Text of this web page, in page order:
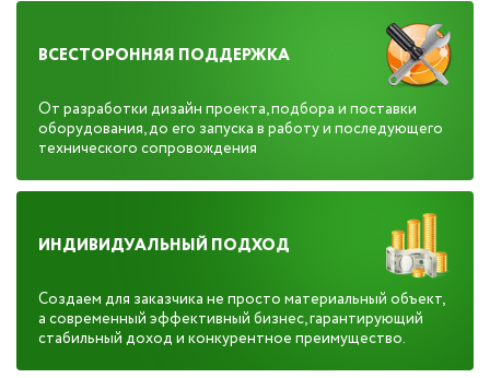
ВСЕСТОРОННЯЯ ПОДДЕРЖКА
От разработки дизайн проекта, подбора и поставки
оборудования, до его запуска в работу и последующего
технического сопровождения
ИНДИВИДУАЛЬНЫЙ ПОДХОД
Создаем для заказчика не просто материальный объект,
а современный эффективный бизнес, гарантирующий
стабильный доход и конкурентное преимущество.